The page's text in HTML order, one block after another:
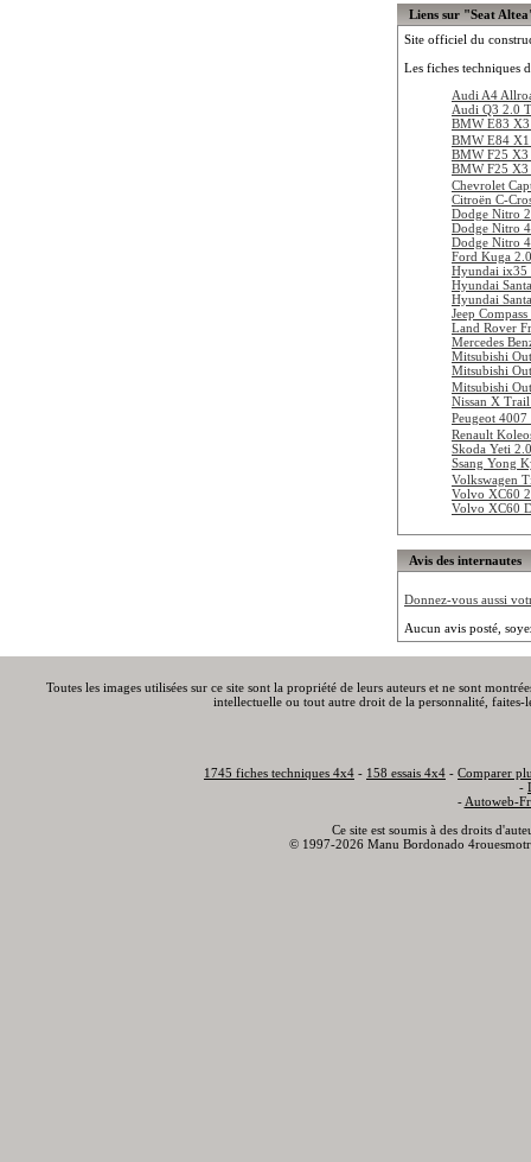
Liens sur "Seat
Site officiel du
Les fiches techniques
Audi A4
Audi Q3 2.0
BMW E83
BMW E84
BMW F25
BMW F25
Chevrolet
Citroën C-
Dodge Nitro
Dodge Nitro
Dodge Nitro
Ford Kuga
Hyundai ix35
Hyundai
Hyundai
Jeep
Land Rover
Mercedes
Mitsubishi
Mitsubishi
Mitsubishi
Nissan X
Peugeot 4007
Renault
Skoda Yeti
Ssang Yong
Volkswagen
Volvo XC60
Volvo XC60
Avis des internautes
Donnez-vous aussi
Aucun avis posté,
Toutes les images utilisées sur ce site sont la propriété de leurs auteurs et ne sont
intellectuelle ou tout autre droit de la personnalité,
1745 fiches techniques 4x4 - 158 essais 4x4 - Comparer
-
- Autoweb-
Ce site est soumis à des droits
© 1997-2026 Manu Bordonado